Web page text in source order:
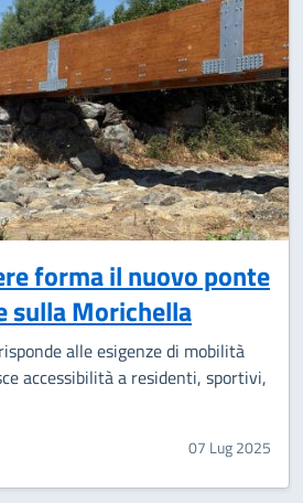
forma il nuovo ponte
sulla Morichella
alle esigenze di mobilità
accessibilità a residenti, sportivi,
07 Lug 2025